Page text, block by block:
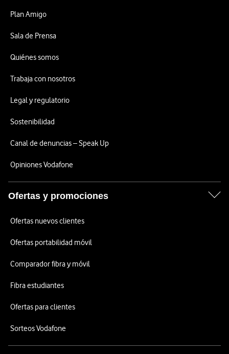
Plan Amigo
Sala de Prensa
Quiénes somos
Trabaja con nosotros
Legal y regulatorio
Sostenibilidad
Canal de denuncias – Speak Up
Opiniones Vodafone
Ofertas y promociones
Ofertas nuevos clientes
Ofertas portabilidad móvil
Comparador fibra y móvil
Fibra estudiantes
Ofertas para clientes
Sorteos Vodafone